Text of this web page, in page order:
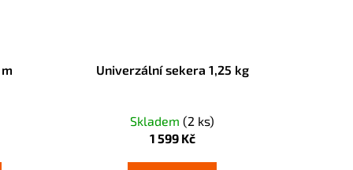
Univerzální sekera 1,25 kg
Skladem(2 ks)
1 599 Kč